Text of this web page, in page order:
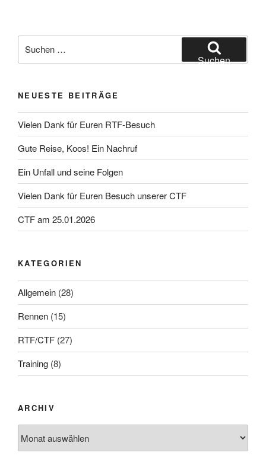
nach:
Suchen
NEUESTE BEITRÄGE
Vielen Dank für Euren RTF-Besuch
Gute Reise, Koos! Ein Nachruf
Ein Unfall und seine Folgen
Vielen Dank für Euren Besuch unserer CTF
CTF am 25.01.2026
KATEGORIEN
Allgemein (28)
Rennen (15)
RTF/CTF (27)
Training (8)
ARCHIV